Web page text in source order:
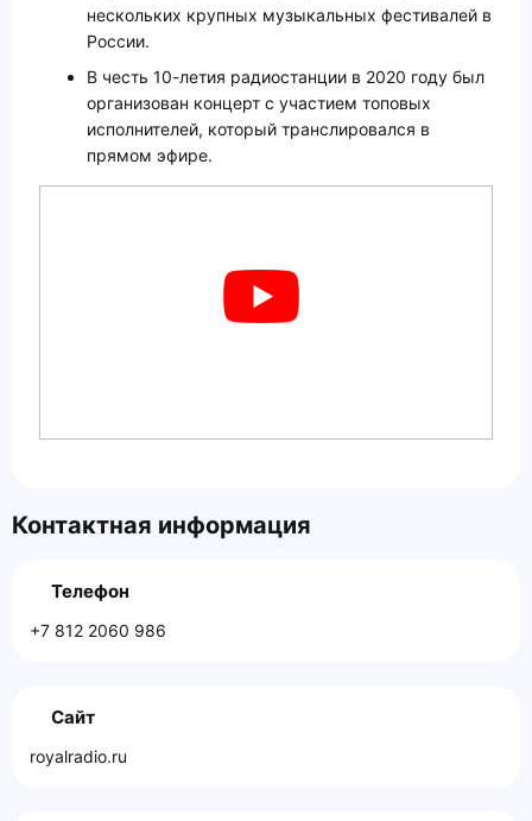
нескольких крупных музыкальных фестивалей в
России.
В честь 10-летия радиостанции в 2020 году был
организован концерт с участием топовых
исполнителей, который транслировался в
прямом эфире.
Контактная информация
Телефон
+7 812 2060 986
Сайт
royalradio.ru